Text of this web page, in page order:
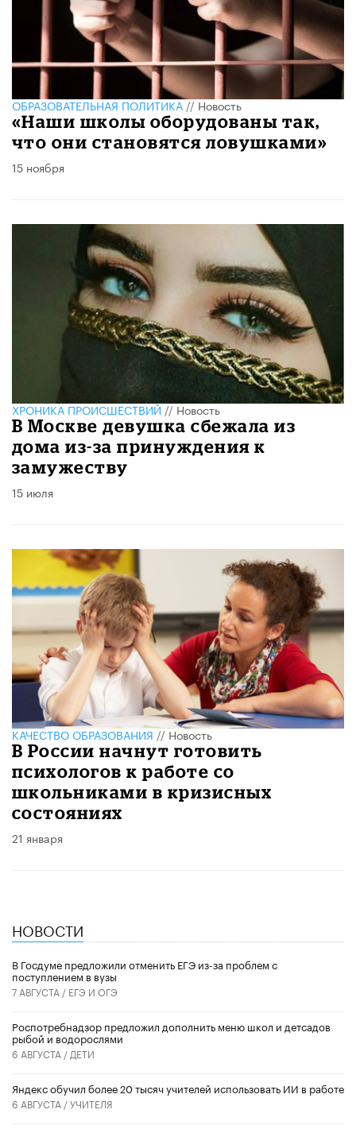
ОБРАЗОВАТЕЛЬНАЯ ПОЛИТИКА//Новость
«Наши школы оборудованы так,
что они становятся ловушками»
15 ноября
ХРОНИКА ПРОИСШЕСТВИЙ//Новость
В Москве девушка сбежала из
дома из-за принуждения к
замужеству
15 июля
КАЧЕСТВО ОБРАЗОВАНИЯ//Новость
В России начнут готовить
психологов к работе со
школьниками в кризисных
состояниях
21 января
НОВОСТИ
В Госдуме предложили отменить ЕГЭ из-за проблем с
поступлением в вузы
7 АВГУСТА / ЕГЭ И ОГЭ
Роспотребнадзор предложил дополнить меню школ и детсадов
рыбой и водорослями
6 АВГУСТА / ДЕТИ
​Яндекс обучил более 20 тысяч учителей использовать ИИ в работе
6 АВГУСТА /УЧИТЕЛЯ